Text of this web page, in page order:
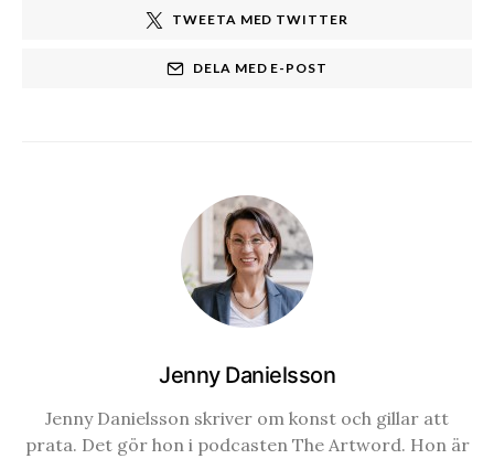
TWEETA MED TWITTER
DELA MED E-POST
Jenny Danielsson
Jenny Danielsson skriver om konst och gillar att
prata. Det gör hon i podcasten The Artword. Hon är